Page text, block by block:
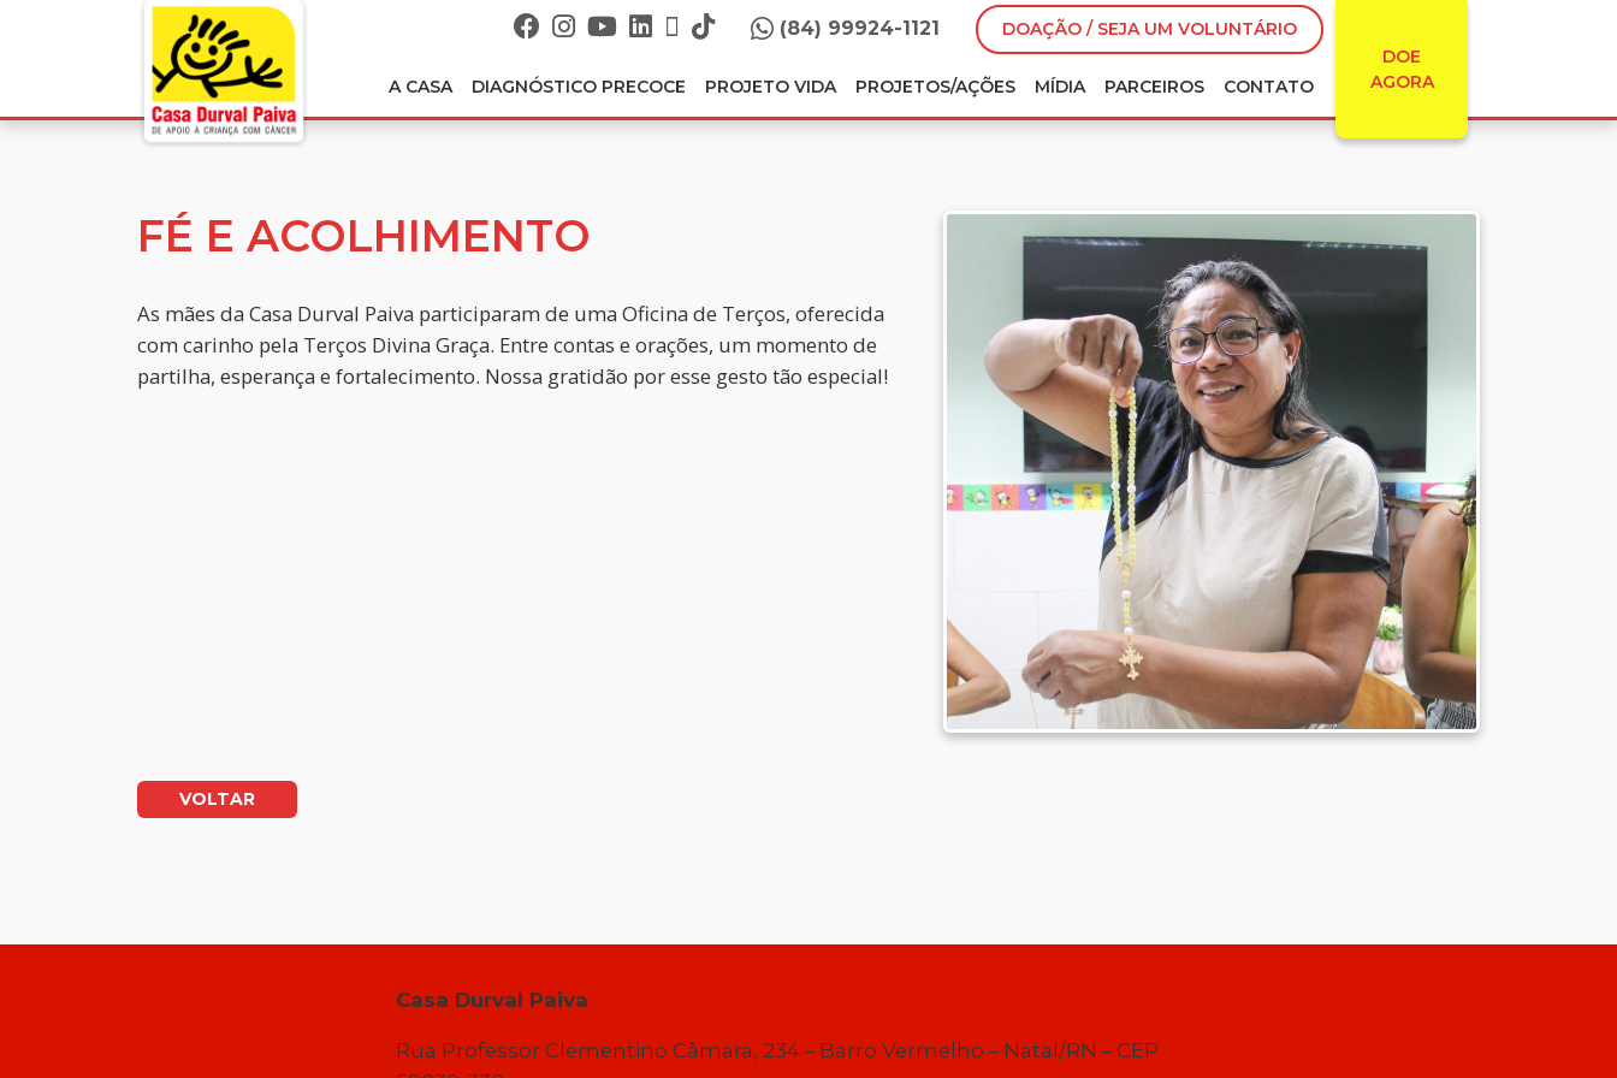
(84) 99924-1121
DOAÇÃO / SEJA UM VOLUNTÁRIO
DOE
AGORA
A CASA DIAGNÓSTICO PRECOCE PROJETO VIDA PROJETOS/AÇÕES MÍDIA PARCEIROS CONTATO
FÉ E ACOLHIMENTO
As mães da Casa Durval Paiva participaram de uma Oficina de Terços, oferecida
com carinho pela Terços Divina Graça. Entre contas e orações, um momento de
partilha, esperança e fortalecimento. Nossa gratidão por esse gesto tão especial!
VOLTAR
Casa Durval Paiva
Rua Professor Clementino Câmara, 234 – Barro Vermelho – Natal/RN – CEP